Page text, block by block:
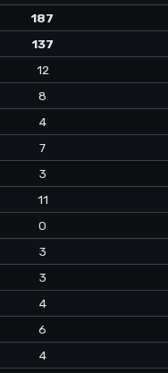
187
137
12
8
4
7
3
11
0
3
3
4
6
4